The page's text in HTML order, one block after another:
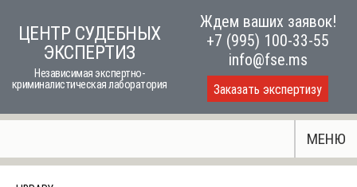
ЦЕНТР СУДЕБНЫХ
ЭКСПЕРТИЗ
Независимая экспертно-
криминалистическая лаборатория
Ждем ваших заявок!
+7 (995) 100-33-55
info@fse.ms
Заказать экспертизу
МЕНЮ